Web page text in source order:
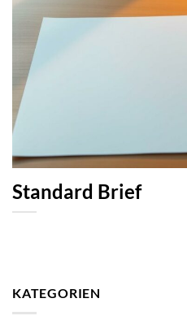
Standard Brief
KATEGORIEN